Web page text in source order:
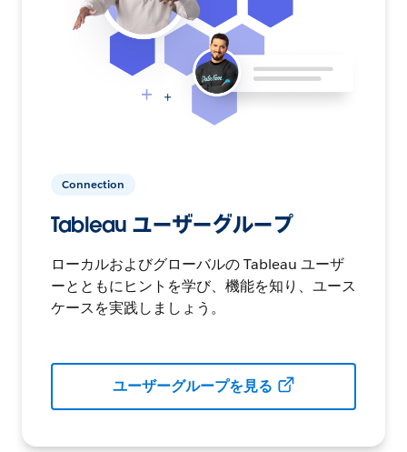
Connection
Tableau ユーザーグループ
ローカルおよびグローバルの Tableau ユーザ
ーとともにヒントを学び、機能を知り、ユース
ケースを実践しましょう。
ユーザーグループを見る